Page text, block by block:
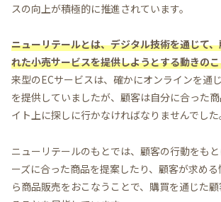
スの向上が積極的に推進されています。
ニューリテールとは、デジタル技術を通じて
れた小売サービスを提供しようとする動きの
来型のECサービスは、確かにオンラインを通
を提供していましたが、顧客は自分に合った
イト上に探しに行かなければなりませんでした
ニューリテールのもとでは、顧客の行動をも
ーズに合った商品を提案したり、顧客が求め
ら商品販売をおこなうことで、購買を通じた